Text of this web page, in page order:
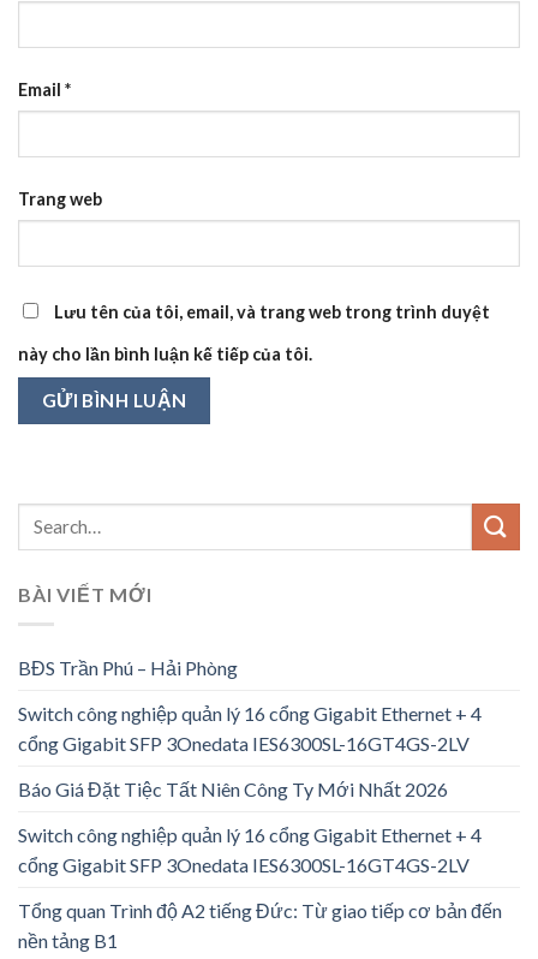
Email *
Trang web
Lưu tên của tôi, email, và trang web trong trình duyệt
này cho lần bình luận kế tiếp của tôi.
BÀI VIẾT MỚI
BĐS Trần Phú – Hải Phòng
Switch công nghiệp quản lý 16 cổng Gigabit Ethernet + 4
cổng Gigabit SFP 3Onedata IES6300SL-16GT4GS-2LV
Báo Giá Đặt Tiệc Tất Niên Công Ty Mới Nhất 2026
Switch công nghiệp quản lý 16 cổng Gigabit Ethernet + 4
cổng Gigabit SFP 3Onedata IES6300SL-16GT4GS-2LV
Tổng quan Trình độ A2 tiếng Đức: Từ giao tiếp cơ bản đến
nền tảng B1